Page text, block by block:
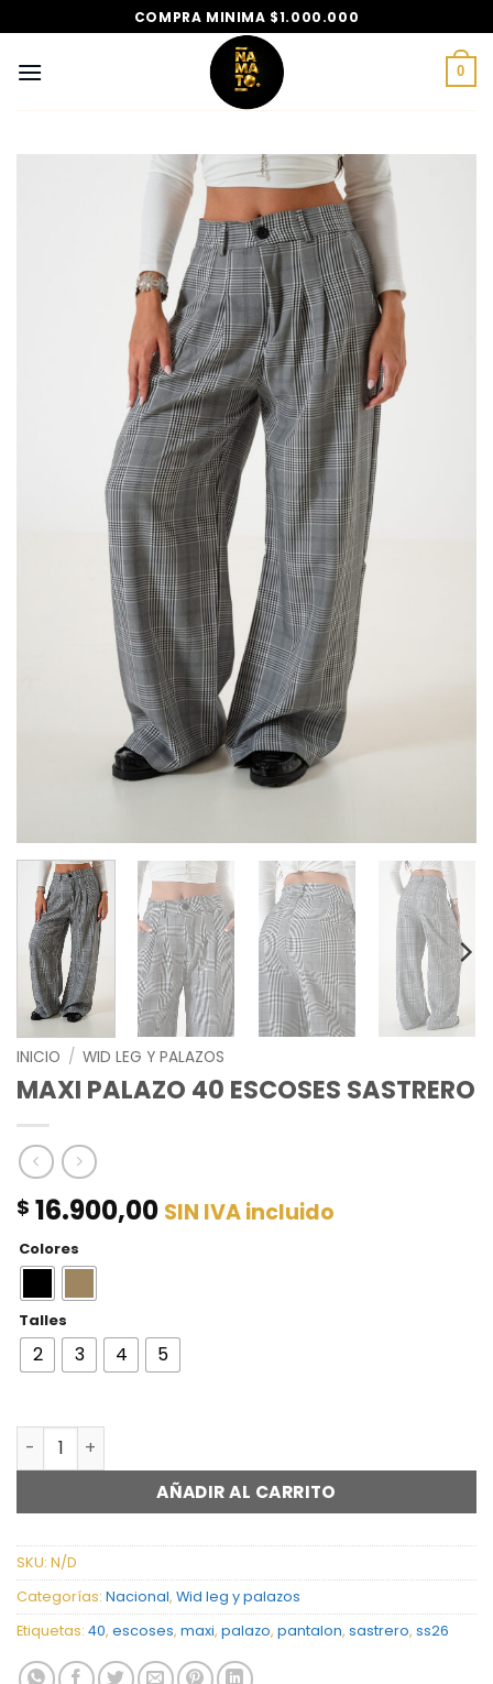
al
contenido
COMPRA MINIMA $1.000.000
0
INICIO / WID LEG Y PALAZOS
MAXI PALAZO 40 ESCOSES SASTRERO
$ 16.900,00 SIN IVA incluido
Colores
Talles
2 3 4 5
MAXI PALAZO 40 ESCOSES SASTRERO cantidad
AÑADIR AL CARRITO
SKU: N/D
Categorías: Nacional, Wid leg y palazos
Etiquetas: 40, escoses, maxi, palazo, pantalon, sastrero, ss26